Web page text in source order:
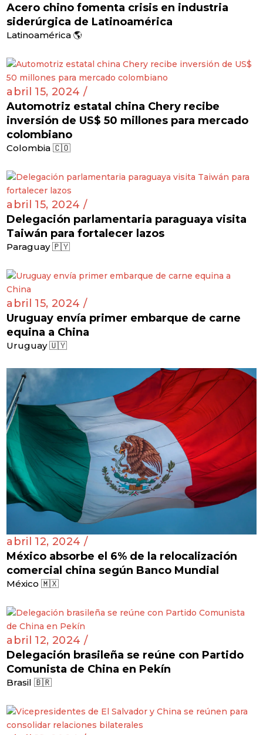
Acero chino fomenta crisis en industria
siderúrgica de Latinoamérica
Latinoamérica 🌎
abril 15, 2024 /
Automotriz estatal china Chery recibe
inversión de US$ 50 millones para mercado
colombiano
Colombia 🇨🇴
abril 15, 2024 /
Delegación parlamentaria paraguaya visita
Taiwán para fortalecer lazos
Paraguay 🇵🇾
abril 15, 2024 /
Uruguay envía primer embarque de carne
equina a China
Uruguay 🇺🇾
abril 12, 2024 /
México absorbe el 6% de la relocalización
comercial china según Banco Mundial
México 🇲🇽
abril 12, 2024 /
Delegación brasileña se reúne con Partido
Comunista de China en Pekín
Brasil 🇧🇷